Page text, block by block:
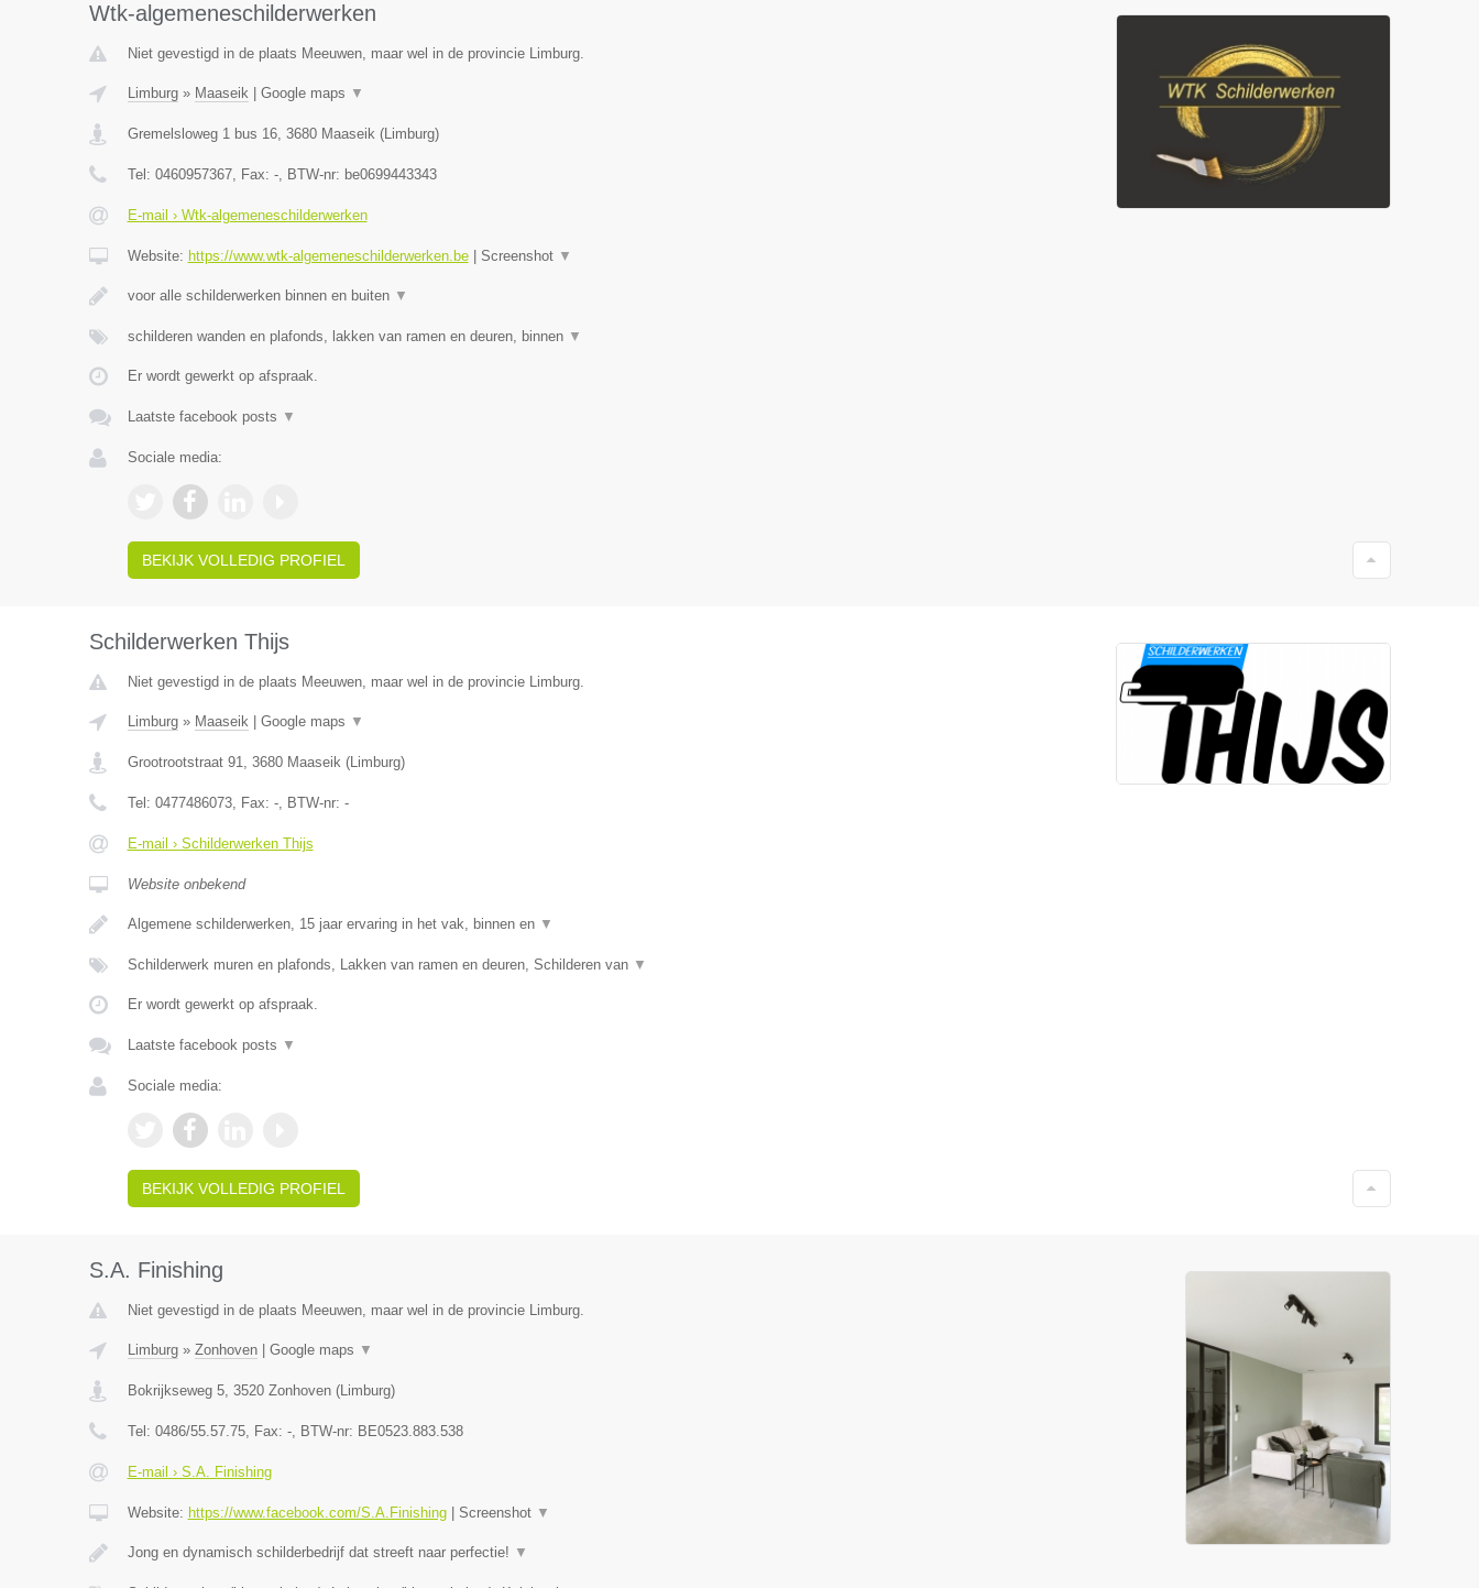
Wtk-algemeneschilderwerken
Niet gevestigd in de plaats Meeuwen, maar wel in de provincie Limburg.
Limburg» Maaseik| Google maps ▼
Gremelsloweg 1 bus 16, 3680 Maaseik(Limburg)
Tel: 0460957367, Fax: -, BTW-nr: be0699443343
E-mail › Wtk-algemeneschilderwerken
Website: https://www.wtk-algemeneschilderwerken.be| Screenshot ▼
voor alle schilderwerken binnen en buiten ▼
schilderen wanden en plafonds, lakken van ramen en deuren, binnen ▼
Er wordt gewerkt op afspraak.
Laatste facebook posts ▼
Sociale media:
BEKIJK VOLLEDIG PROFIEL
Schilderwerken Thijs
Niet gevestigd in de plaats Meeuwen, maar wel in de provincie Limburg.
Limburg» Maaseik| Google maps ▼
Grootrootstraat 91, 3680 Maaseik(Limburg)
Tel: 0477486073, Fax: -, BTW-nr: -
E-mail › Schilderwerken Thijs
Website onbekend
Algemene schilderwerken, 15 jaar ervaring in het vak, binnen en ▼
Schilderwerk muren en plafonds, Lakken van ramen en deuren, Schilderen van ▼
Er wordt gewerkt op afspraak.
Laatste facebook posts ▼
Sociale media:
BEKIJK VOLLEDIG PROFIEL
S.A. Finishing
Niet gevestigd in de plaats Meeuwen, maar wel in de provincie Limburg.
Limburg» Zonhoven| Google maps ▼
Bokrijkseweg 5, 3520 Zonhoven(Limburg)
Tel: 0486/55.57.75, Fax: -, BTW-nr: BE0523.883.538
E-mail › S.A. Finishing
Website: https://www.facebook.com/S.A.Finishing| Screenshot ▼
Jong en dynamisch schilderbedrijf dat streeft naar perfectie! ▼